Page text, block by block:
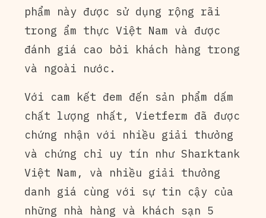
phẩm này được sử dụng rộng rãi
trong ẩm thực Việt Nam và được
đánh giá cao bởi khách hàng trong
và ngoài nước.
Với cam kết đem đến sản phẩm dấm
chất lượng nhất, Vietferm đã được
chứng nhận với nhiều giải thưởng
và chứng chỉ uy tín như Sharktank
Việt Nam, và nhiều giải thưởng
danh giá cùng với sự tin cậy của
những nhà hàng và khách sạn 5